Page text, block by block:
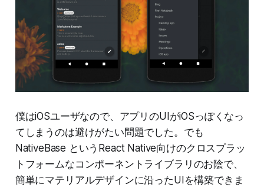
僕はiOSユーザなので、アプリのUIがiOSっぽくなっ
てしまうのは避けがたい問題でした。でも
NativeBase というReact Native向けのクロスプラッ
トフォームなコンポーネントライブラリのお陰で、
簡単にマテリアルデザインに沿ったUIを構築できま